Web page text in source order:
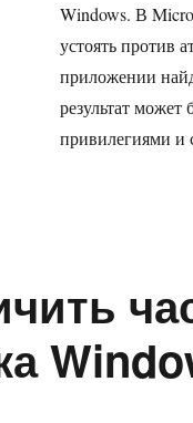
Windows. В
устоять против
приложении
результат
привилегиями и